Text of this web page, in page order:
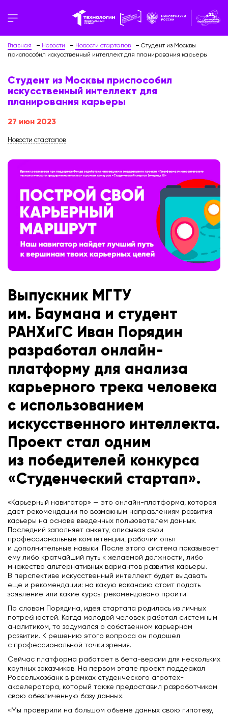
Главная Новости Новости стартапов
Студент из Москвы
приспособил искусственный интеллект для планирования карьеры
Студент из Москвы приспособил
искусственный интеллект для
планирования карьеры
27 июн 2023
Новости стартапов
Выпускник МГТУ
им. Баумана и студент
РАНХиГС Иван Порядин
разработал онлайн-
платформу для анализа
карьерного трека человека
с использованием
искусственного интеллекта.
Проект стал одним
из победителей конкурса
«Студенческий стартап».
«Карьерный навигатор» — это онлайн-платформа, которая
дает рекомендации по возможным направлениям развития
карьеры на основе введенных пользователем данных.
Последний заполняет анкету, описывая свои
профессиональные компетенции, рабочий опыт
и дополнительные навыки. После этого система показывает
ему либо кратчайший путь к желаемой должности, либо
множество альтернативных вариантов развития карьеры.
В перспективе искусственный интеллект будет выдавать
еще и рекомендации: на какую вакансию стоит подать
заявление или какие курсы рекомендовано пройти.
По словам Порядина, идея стартапа родилась из личных
потребностей. Когда молодой человек работал системным
аналитиком, то задумался о собственном карьерном
развитии. К решению этого вопроса он подошел
с профессиональной точки зрения.
Сейчас платформа работает в бета-версии для нескольких
крупных заказчиков. На первом этапе проект поддержал
Россельхозбанк в рамках студенческого агротех-
акселератора, который также предоставил разработчикам
свою обезличенную базу данных.
«Мы проверили на большом объеме данных свою гипотезу,